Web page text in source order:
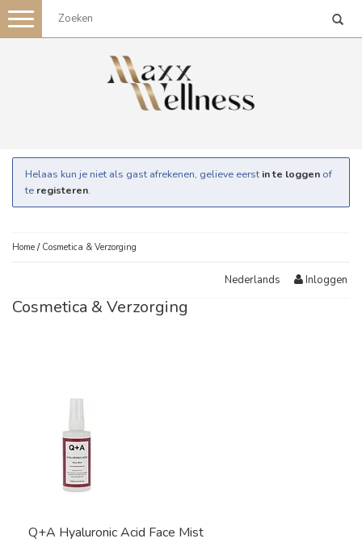
Toggle
navigation
Helaas kun je niet als gast afrekenen, gelieve eerst in te loggen of
te registeren.
Home / Cosmetica & Verzorging
Nederlands Inloggen
Cosmetica & Verzorging
Q+A Hyaluronic Acid Face Mist